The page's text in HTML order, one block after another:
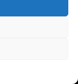
Culturamanía